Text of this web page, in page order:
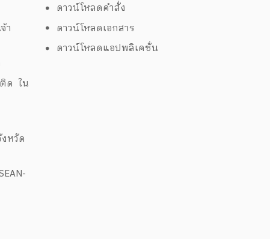
า
ด ใน
หวัด
ดาวน์โหลดคำสั่ง
ดาวน์โหลดเอกสาร
ดาวน์โหลดแอปพลิเคชั่น